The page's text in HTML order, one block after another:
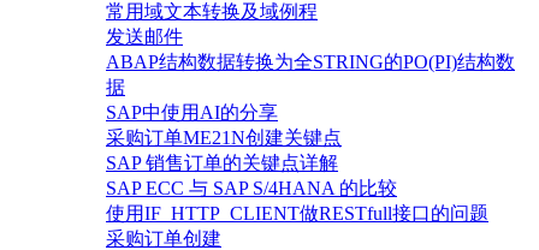
常用域文本转换及域例程
发送邮件
ABAP结构数据转换为全STRING的PO(PI)结构数
据
SAP中使用AI的分享
采购订单ME21N创建关键点
SAP 销售订单的关键点详解
SAP ECC 与 SAP S/4HANA 的比较
使用IF_HTTP_CLIENT做RESTfull接口的问题
采购订单创建